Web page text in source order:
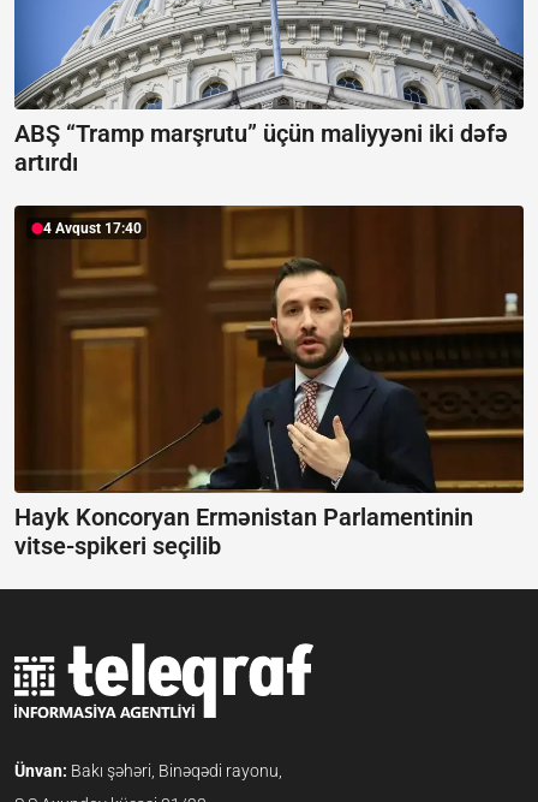
ABŞ “Tramp marşrutu” üçün maliyyəni iki dəfə
artırdı
4 Avqust 17:40
Hayk Koncoryan Ermənistan Parlamentinin
vitse-spikeri seçilib
Ünvan: Bakı şəhəri, Binəqədi rayonu,